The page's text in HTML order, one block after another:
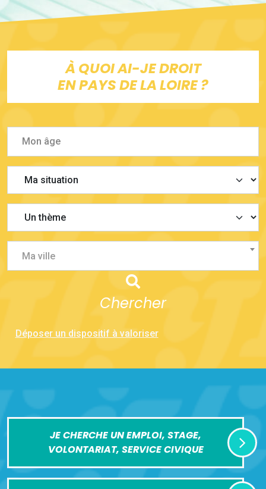
À QUOI AI-JE DROIT
EN PAYS DE LA LOIRE ?
Ma ville
Chercher
Déposer un dispositif à valoriser
JE CHERCHE UN EMPLOI, STAGE,
VOLONTARIAT, SERVICE CIVIQUE